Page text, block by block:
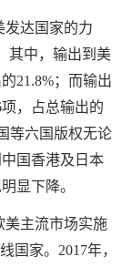
发达国家的力
其中，输出到美
21.8%；而输出
，占总输出的
等六国版权无论
国香港及日本
显下降。
美主流市场实施
国家。2017年，